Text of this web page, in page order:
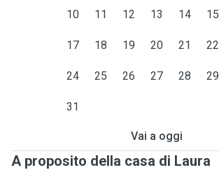
10 11 12 13 14 15
17 18 19 20 21 22
24 25 26 27 28 29
31
Vai a oggi
A proposito della casa di Laura